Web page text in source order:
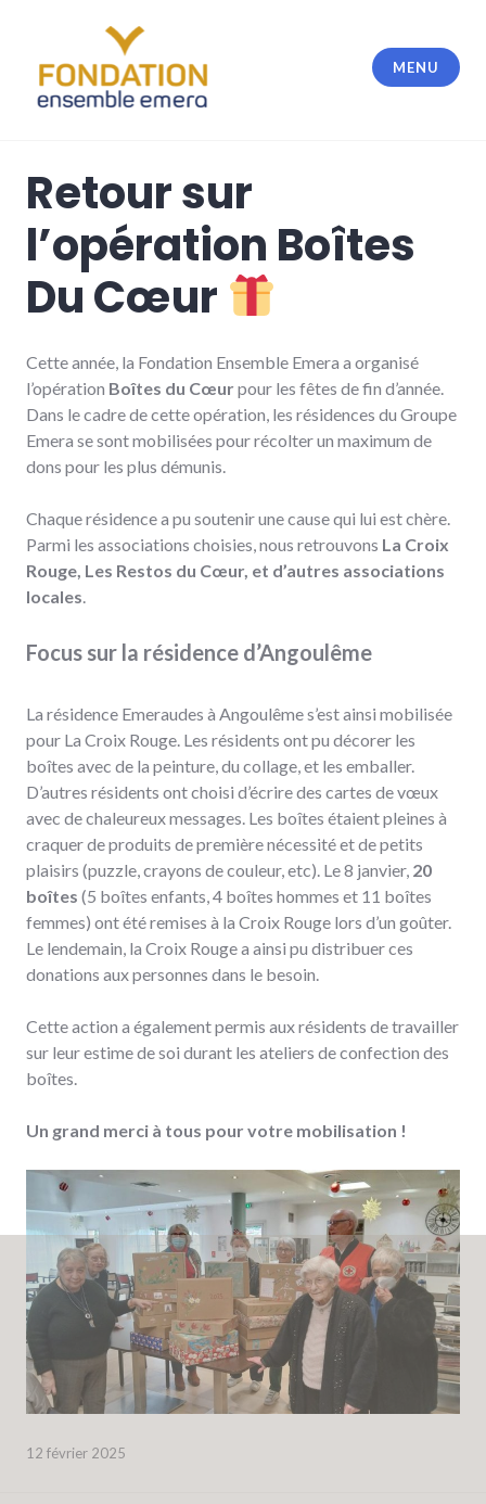
contenu
principal
MENU
Retour sur
l’opération Boîtes
Du Cœur
Cette année, la Fondation Ensemble Emera a organisé
l’opération Boîtes du Cœurpour les fêtes de fin d’année.
Dans le cadre de cette opération, les résidences du Groupe
Emera se sont mobilisées pour récolter un maximum de
dons pour les plus démunis.
Chaque résidence a pu soutenir une cause qui lui est chère.
Parmi les associations choisies, nous retrouvons La Croix
Rouge, Les Restos du Cœur, et d’autres associations
locales.
Focus sur la résidence d’Angoulême
La résidence Emeraudes à Angoulême s’est ainsi mobilisée
pour La Croix Rouge. Les résidents ont pu décorer les
boîtes avec de la peinture, du collage, et les emballer.
D’autres résidents ont choisi d’écrire des cartes de vœux
avec de chaleureux messages. Les boîtes étaient pleines à
craquer de produits de première nécessité et de petits
plaisirs (puzzle, crayons de couleur, etc). Le 8 janvier, 20
boîtes (5 boîtes enfants, 4 boîtes hommes et 11 boîtes
femmes) ont été remises à la Croix Rouge lors d’un goûter.
Le lendemain, la Croix Rouge a ainsi pu distribuer ces
donations aux personnes dans le besoin.
Cette action a également permis aux résidents de travailler
sur leur estime de soi durant les ateliers de confection des
boîtes.
Un grand merci à tous pour votre mobilisation !
12 février 2025